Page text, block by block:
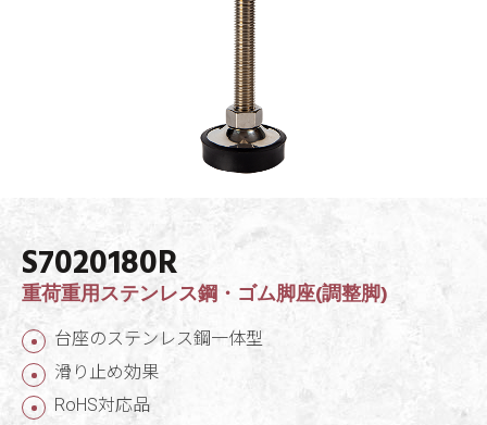
S7020180R
重荷重用ステンレス鋼・ゴム脚座(調整脚)
台座のステンレス鋼一体型
滑り止め効果
RoHS対応品